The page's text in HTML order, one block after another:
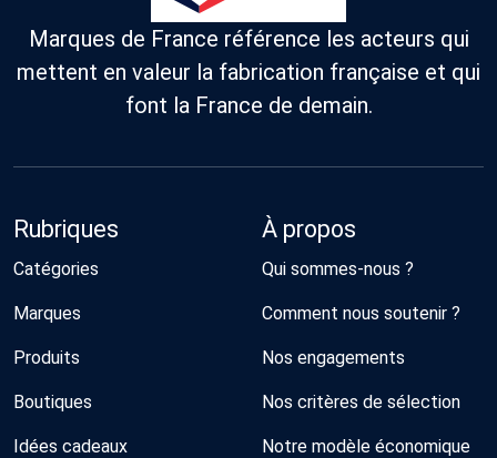
Marques de France référence les acteurs qui
mettent en valeur la fabrication française et qui
font la France de demain.
Rubriques
Catégories
Marques
Produits
Boutiques
Idées cadeaux
À propos
Qui sommes-nous ?
Comment nous soutenir ?
Nos engagements
Nos critères de sélection
Notre modèle économique